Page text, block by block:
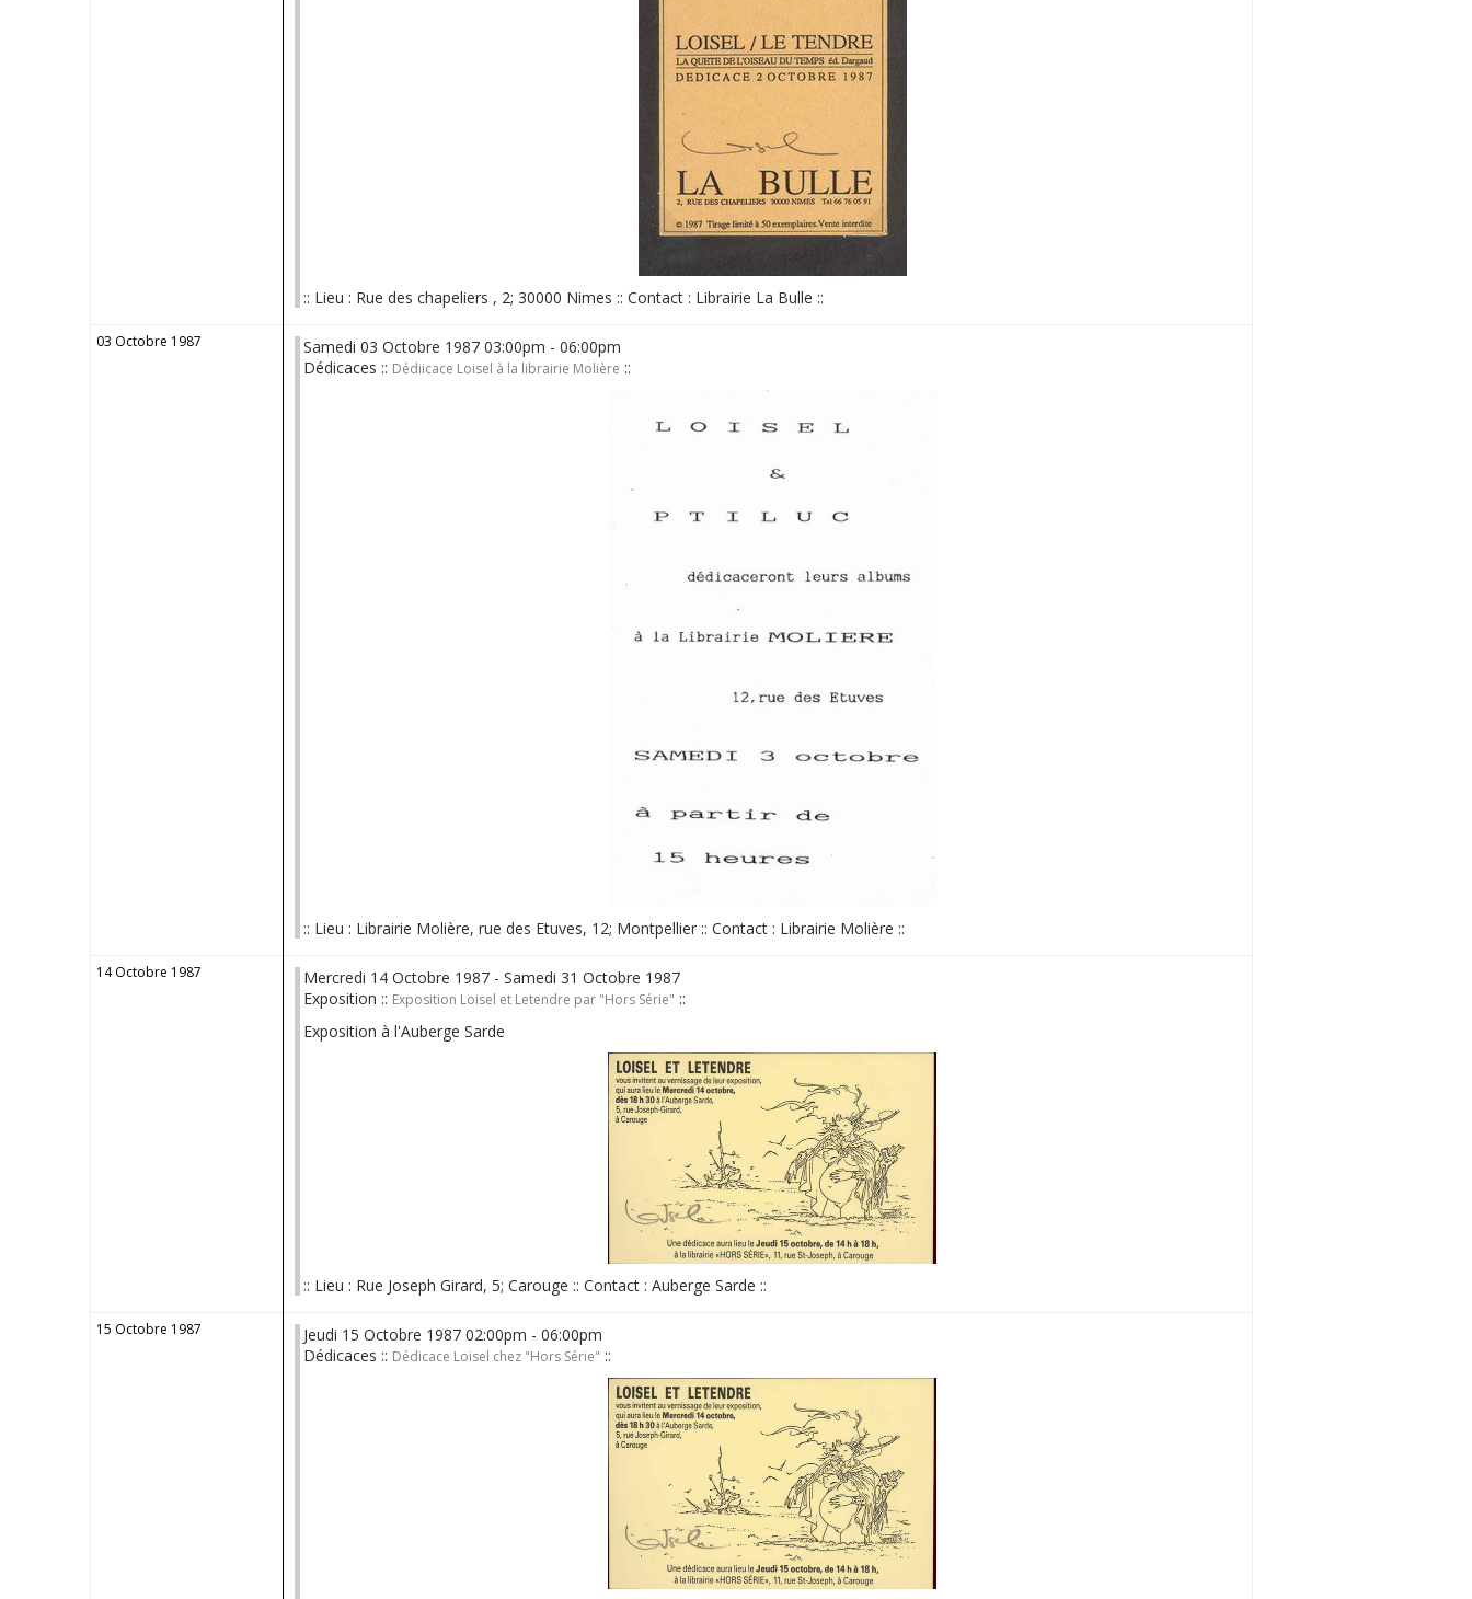
:: Lieu : Rue des chapeliers , 2; 30000 Nimes :: Contact : Librairie La Bulle ::
03 Octobre 1987
Samedi 03 Octobre 1987 03:00pm - 06:00pm
Dédicaces :: Dédiicace Loisel à la librairie Molière ::
:: Lieu : Librairie Molière, rue des Etuves, 12; Montpellier :: Contact : Librairie Molière ::
14 Octobre 1987
Mercredi 14 Octobre 1987 - Samedi 31 Octobre 1987
Exposition :: Exposition Loisel et Letendre par "Hors Série" ::
Exposition à l'Auberge Sarde
:: Lieu : Rue Joseph Girard, 5; Carouge :: Contact : Auberge Sarde ::
15 Octobre 1987
Jeudi 15 Octobre 1987 02:00pm - 06:00pm
Dédicaces :: Dédicace Loisel chez "Hors Série" ::